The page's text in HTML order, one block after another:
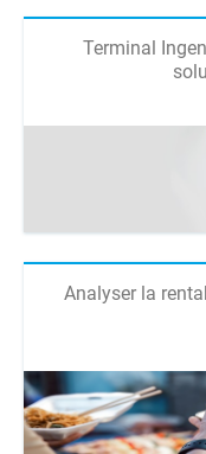
Terminal
Analyser la